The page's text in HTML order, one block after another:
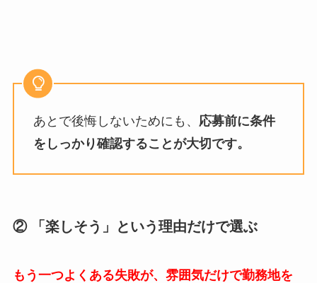
あとで後悔しないためにも、 応募前に条件
をしっかり確認することが大切です。
② 「楽しそう」という理由だけで選ぶ
もう一つよくある失敗が、雰囲気だけで勤務地を